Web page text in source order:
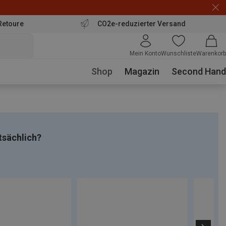
CO2e-reduzierter Versand
Mein KontoWunschlisteWarenkorb
Shop Magazin Second Hand